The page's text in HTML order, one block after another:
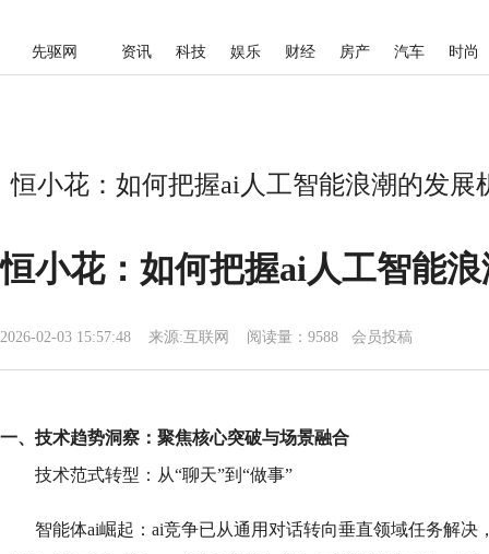
先驱网 资讯 科技 娱乐 财经 房产 汽车 时尚
恒小花：如何把握ai人工智能浪潮的发展
恒小花：如何把握ai人工智能
2026-02-03 15:57:48 来源:互联网 阅读量：9588 会员投稿
一、技术趋势洞察：聚焦核心突破与场景融合
技术范式转型：从“聊天”到“做事”
智能体ai崛起：ai竞争已从通用对话转向垂直领域任务解决